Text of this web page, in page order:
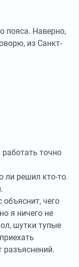
пояса. Наверно,
из Санкт-
точно
ли решил кто-то.
чего
я ничего не
шутки тупые
разъяснений.